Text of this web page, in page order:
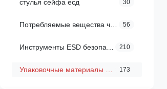
стулья сейфа есд 30
56
210
173